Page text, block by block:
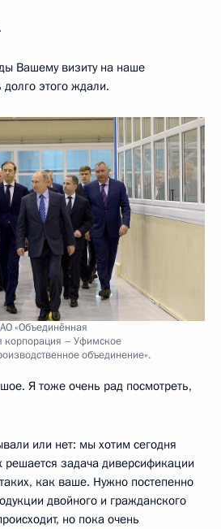
Вашему визиту на наше
этого ждали.
«Объединённая
корпорация – Уфимское
объединение».
Я тоже очень рад посмотреть,
или нет: мы хотим сегодня
решается задача диверсификации
как ваше. Нужно постепенно
двойного и гражданского
но пока очень